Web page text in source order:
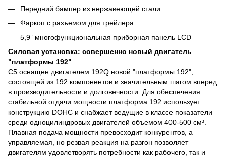
Передний бампер из нержавеющей стали
Фаркоп с разъемом для трейлера
5,9” многофункциональная приборная панель LCD
Силовая установка: совершенно новый двигатель
"платформы 192"
C5 оснащен двигателем 192Q новой "платформы 192",
состоящей из 192 компонентов и значительным шагом вперед
в производительности и долговечности. Для обеспечения
стабильной отдачи мощности платформа 192 использует
конструкцию DOHC и снабжает ведущие в классе показатели
среди одноцилиндровых двигателей объемом 400-500 см³.
Плавная подача мощности превосходит конкурентов, а
управляемая, но резвая реакция на разгон позволяет
двигателям удовлетворять потребности как рабочего, так и